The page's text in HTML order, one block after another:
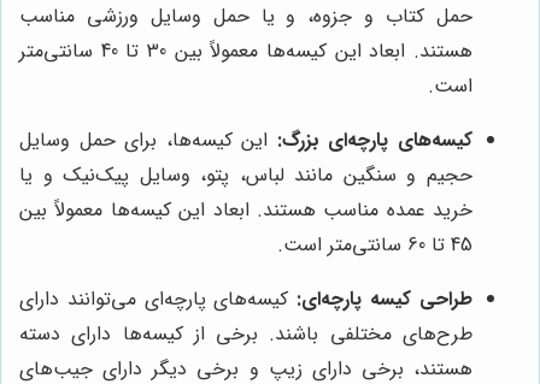
حمل کتاب و جزوه، و یا حمل وسایل ورزشی مناسب
هستند. ابعاد این کیسه‌ها معمولاً بین 30 تا 40 سانتی‌متر
است.
کیسه‌های پارچه‌ای بزرگ: این کیسه‌ها، برای حمل وسایل
حجیم و سنگین مانند لباس، پتو، وسایل پیک‌نیک و یا
خرید عمده مناسب هستند. ابعاد این کیسه‌ها معمولاً بین
45 تا 60 سانتی‌متر است.
طراحی کیسه پارچه‌ای: کیسه‌های پارچه‌ای می‌توانند دارای
طرح‌های مختلفی باشند. برخی از کیسه‌ها دارای دسته
هستند، برخی دارای زیپ و برخی دیگر دارای جیب‌های